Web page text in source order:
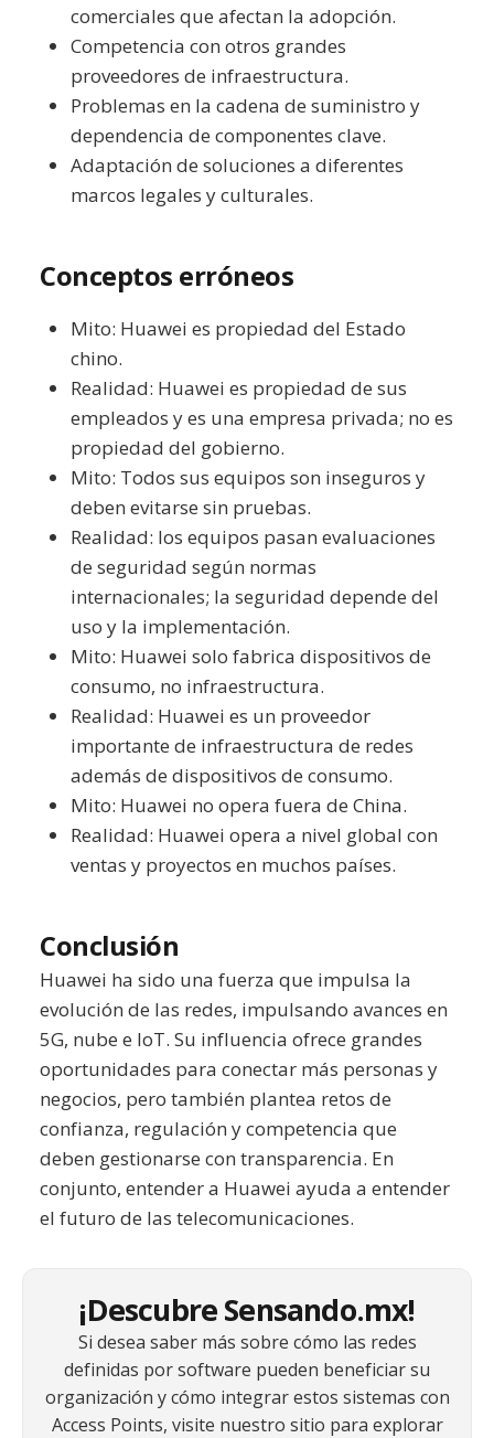
comerciales que afectan la adopción.
Competencia con otros grandes
proveedores de infraestructura.
Problemas en la cadena de suministro y
dependencia de componentes clave.
Adaptación de soluciones a diferentes
marcos legales y culturales.
Conceptos erróneos
Mito: Huawei es propiedad del Estado
chino.
Realidad: Huawei es propiedad de sus
empleados y es una empresa privada; no es
propiedad del gobierno.
Mito: Todos sus equipos son inseguros y
deben evitarse sin pruebas.
Realidad: los equipos pasan evaluaciones
de seguridad según normas
internacionales; la seguridad depende del
uso y la implementación.
Mito: Huawei solo fabrica dispositivos de
consumo, no infraestructura.
Realidad: Huawei es un proveedor
importante de infraestructura de redes
además de dispositivos de consumo.
Mito: Huawei no opera fuera de China.
Realidad: Huawei opera a nivel global con
ventas y proyectos en muchos países.
Conclusión
Huawei ha sido una fuerza que impulsa la
evolución de las redes, impulsando avances en
5G, nube e IoT. Su influencia ofrece grandes
oportunidades para conectar más personas y
negocios, pero también plantea retos de
confianza, regulación y competencia que
deben gestionarse con transparencia. En
conjunto, entender a Huawei ayuda a entender
el futuro de las telecomunicaciones.
¡Descubre Sensando.mx!
Si desea saber más sobre cómo las redes
definidas por software pueden beneficiar su
organización y cómo integrar estos sistemas con
Access Points, visite nuestro sitio para explorar